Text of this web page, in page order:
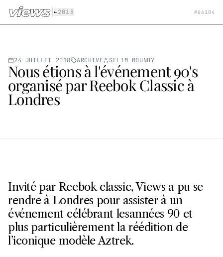
Aller au contenu principal
←2018 #66104
24 JUILLET 2018 ARCHIVE SELIM MOUNDY
Nous étions à l'événement 90's
organisé par Reebok Classic à
Londres
Invité par Reebok classic, Views a pu se
rendre à Londres pour assister à un
événement célébrant lesannées 90 et
plus particulièrement la réédition de
l’iconique modèle Aztrek.